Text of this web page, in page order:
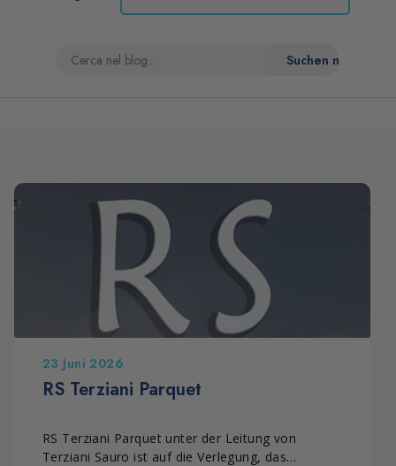
23 Juni 2026
RS Terziani Parquet
RS Terziani Parquet unter der Leitung von
Terziani Sauro ist auf die Verlegung, das